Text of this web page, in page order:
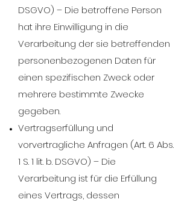
DSGVO) – Die betroffene Person
hat ihre Einwilligung in die
Verarbeitung der sie betreffenden
personenbezogenen Daten für
einen spezifischen Zweck oder
mehrere bestimmte Zwecke
gegeben.
Vertragserfüllung und
vorvertragliche Anfragen (Art. 6 Abs.
1 S. 1 lit. b. DSGVO) – Die
Verarbeitung ist für die Erfüllung
eines Vertrags, dessen